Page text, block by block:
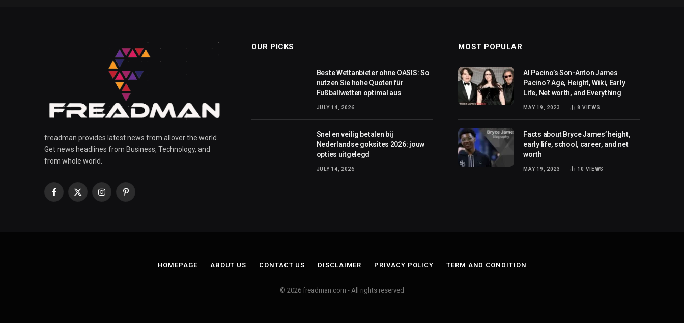
freadman provides latest news from allover the world.
Get news headlines from Business, Technology, and
from whole world.
Facebook
X
InstagramPinterest
OUR PICKS
Beste Wettanbieter ohne OASIS: So
nutzen Sie hohe Quoten für
Fußballwetten optimal aus
JULY 14, 2026
Snel en veilig betalen bij
Nederlandse goksites 2026: jouw
opties uitgelegd
JULY 14, 2026
MOST POPULAR
Al Pacino’s Son-Anton James
Pacino? Age, Height, Wiki, Early
Life, Net worth, and Everything
MAY 19, 2023 8 VIEWS
Facts about Bryce James’ height,
early life, school, career, and net
worth
MAY 19, 2023 10 VIEWS
HOMEPAGE ABOUT US CONTACT US DISCLAIMER PRIVACY POLICY TERM AND CONDITION
© 2026 freadman.com - All rights reserved